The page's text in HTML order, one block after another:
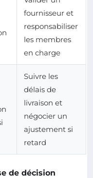
fournisseur et
responsabiliser
les membres
en charge
Suivre les
délais de
livraison et
négocier un
ajustement si
retard
de décision